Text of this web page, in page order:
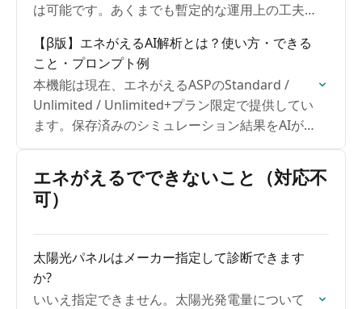
は可能です。あくまでも暫定的な運用上の工夫
に複雑となりますが今後の開発テーマとして検
討中です。
【β版】エネがえるAI解析とは？使い方・できる
こと・プロンプト例
本機能は現在、エネがえるASPのStandard /
Unlimited / Unlimited+プラン限定で提供してい
ます。保存済みのシミュレーション結果をAIが
読み取り、経済効果の要点整理、シナリオ比
較、質問への回答、顧客向け説明文の作成など
を支援する機能です。 「太陽光だけの場合の年
間メリットは？」「蓄電池を追加する意味
す。内容に応じて、文章だけでなく表やグラフ
を用いた回答も生成します。
エネがえるでできないこと（対応不
可）
太陽光パネルはメーカー指定して診断できます
か?
いいえ指定できません。太陽光発電量について